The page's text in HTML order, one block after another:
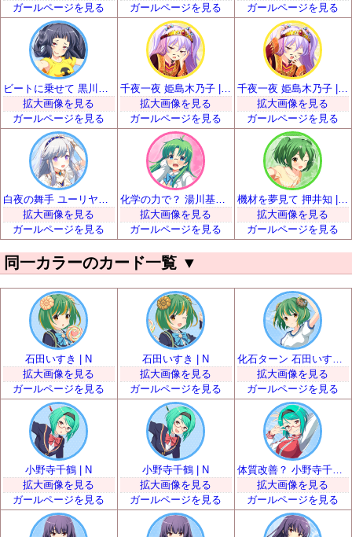
ガールページを見る
ガールページを見る
ガールページを見る
拡大画像を見る
ガールページを見る
千夜一夜 姫島木乃子 | SR
拡大画像を見る
ガールページを見る
千夜一夜 姫島木乃子 | SR
拡大画像を見る
ガールページを見る
拡大画像を見る
ガールページを見る
化学の力で？ 湯川基世 | SR
拡大画像を見る
ガールページを見る
機材を夢見て 押井知 | SR
拡大画像を見る
ガールページを見る
同一カラーのカード一覧 ▼
石田いすき | N
拡大画像を見る
ガールページを見る
石田いすき | N
拡大画像を見る
ガールページを見る
拡大画像を見る
ガールページを見る
小野寺千鶴 | N
拡大画像を見る
ガールページを見る
小野寺千鶴 | N
拡大画像を見る
ガールページを見る
体質改善？ 小野寺千鶴 | R
拡大画像を見る
ガールページを見る